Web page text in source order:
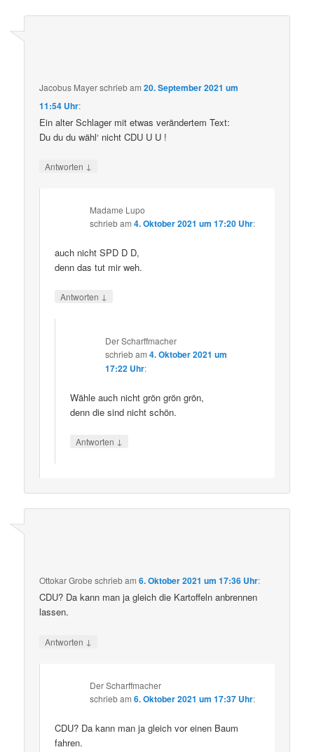
Jacobus Mayerschriebam20. September 2021 um
11:54 Uhr:
Ein alter Schlager mit etwas verändertem Text:
Du du du wähl‘ nicht CDU U U !
Antworten ↓
Madame Lupo
schriebam4. Oktober 2021 um 17:20 Uhr:
auch nicht SPD D D,
denn das tut mir weh.
Antworten ↓
Der Scharffmacher
schriebam4. Oktober 2021 um
17:22 Uhr:
Wähle auch nicht grön grön grön,
denn die sind nicht schön.
Antworten ↓
Ottokar Grobe schriebam6. Oktober 2021 um 17:36 Uhr:
CDU? Da kann man ja gleich die Kartoffeln anbrennen
lassen.
Antworten ↓
Der Scharffmacher
schriebam6. Oktober 2021 um 17:37 Uhr:
CDU? Da kann man ja gleich vor einen Baum
fahren.